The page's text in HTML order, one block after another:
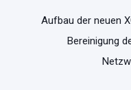
Aufbau der neuen
Bereinigung